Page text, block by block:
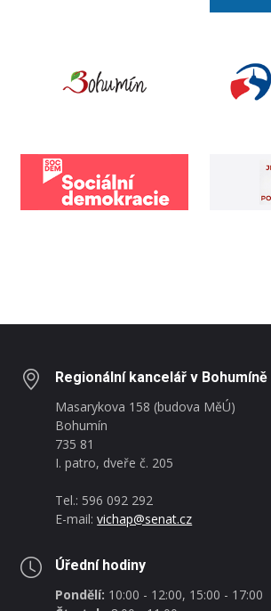
Regionální kancelář v Bohumíně
Masarykova 158 (budova MěÚ)
Bohumín
735 81
I. patro, dveře č. 205
Tel.: 596 092 292
E-mail:vichap@senat.cz
Úřední hodiny
Pondělí: 10:00 - 12:00, 15:00 - 17:00